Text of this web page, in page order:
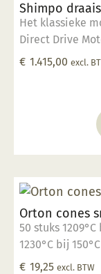
Shimpo
Het klassieke
Direct Drive
400 Watt
€ 1.415,00 excl.
Orton cones
50 stuks
1230°C bij
€ 19,25 excl. BTW